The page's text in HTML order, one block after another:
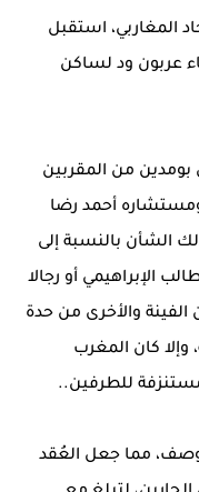
المغاربي، استقبل
عربون ود لساكن
بومدين من المقربين
أحمد رضا
الشأن بالنسبة إلى
الإبراهيمي أو رجالا
والأخرى من حدة
كان المغرب
للطرفين..
مما جعل العُقد